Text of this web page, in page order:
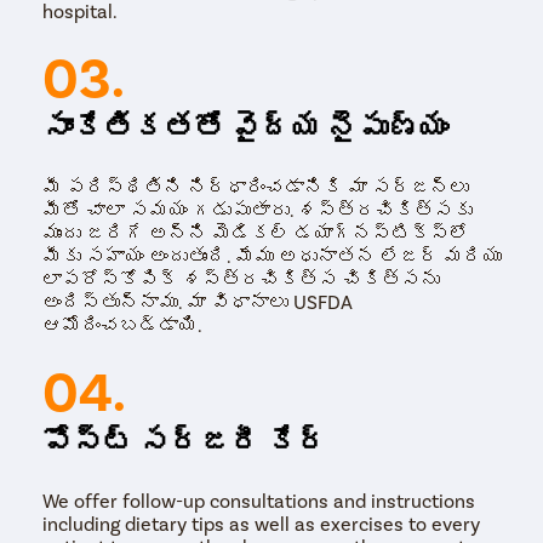
hospital.
03.
సాంకేతికతతో వైద్య నైపుణ్యం
మీ పరిస్థితిని నిర్ధారించడానికి మా సర్జన్లు
మీతో చాలా సమయం గడుపుతారు. శస్త్రచికిత్సకు
ముందు జరిగే అన్ని మెడికల్ డయాగ్నస్టిక్స్‌లో
మీకు సహాయం అందుతుంది. మేము అధునాతన లేజర్ మరియు
లాపరోస్కోపిక్ శస్త్రచికిత్స చికిత్సను
అందిస్తున్నాము. మా విధానాలు USFDA
ఆమోదించబడ్డాయి.
04.
పోస్ట్ సర్జరీ కేర్
We offer follow-up consultations and instructions
including dietary tips as well as exercises to every